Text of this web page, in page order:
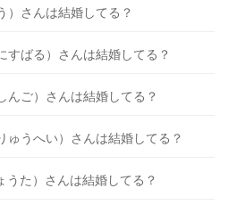
）さんは結婚してる？
すばる）さんは結婚してる？
んご）さんは結婚してる？
ゅうへい）さんは結婚してる？
うた）さんは結婚してる？